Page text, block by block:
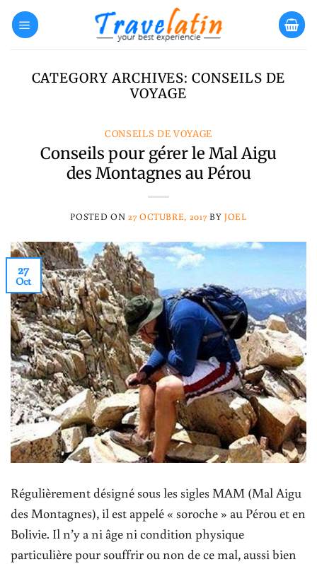
Skip
CATEGORY ARCHIVES:CONSEILS DE
VOYAGE
CONSEILS DE VOYAGE
Conseils pour gérer le Mal Aigu
des Montagnes au Pérou
POSTED ON 27 OCTUBRE, 2017 BY JOEL
27
Oct
Régulièrement désigné sous les sigles MAM (Mal Aigu
des Montagnes), il est appelé « soroche » au Pérou et en
Bolivie. Il n’y a ni âge ni condition physique
particulière pour souffrir ou non de ce mal, aussi bien